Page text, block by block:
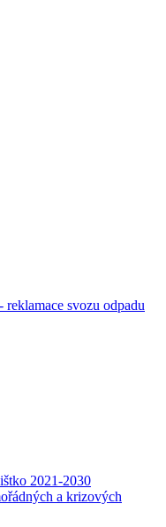
svozu odpadu
2021-2030
a krizových